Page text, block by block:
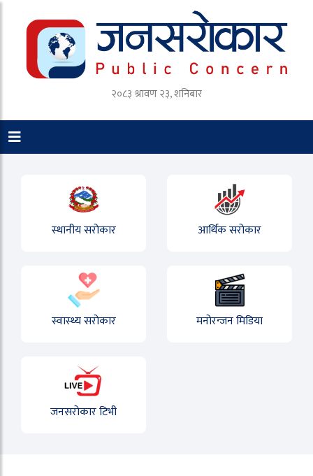
२०८३ श्रावण २३, शनिबार
स्थानीय सरोकार आर्थिक सरोकार
स्वास्थ्य सरोकार मनोरन्जन मिडिया
जनसरोकार टिभी